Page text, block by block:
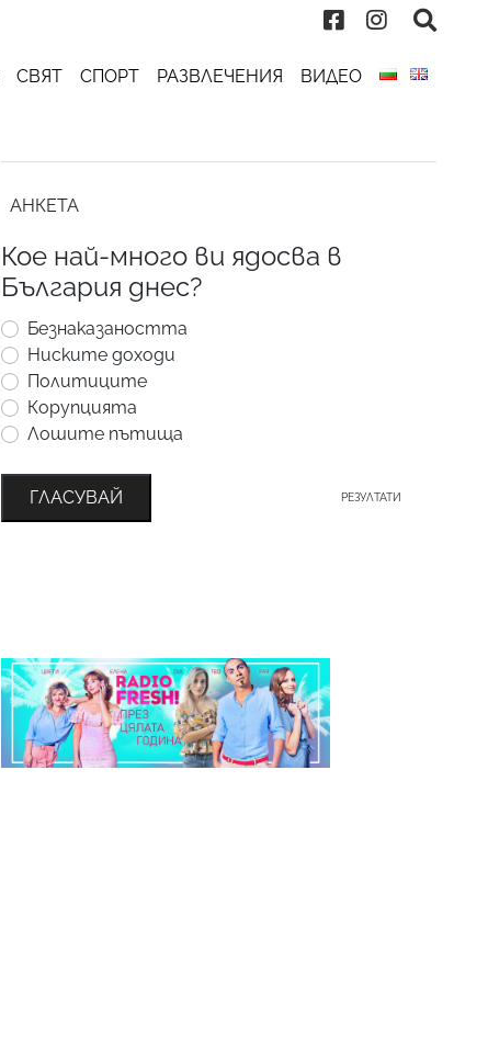
СВЯТ СПОРТ РАЗВЛЕЧЕНИЯ ВИДЕО
АНКЕТА
Кое най-много ви ядосва в
България днес?
Безнаказаността
Ниските доходи
Политиците
Корупцията
Лошите пътища
ГЛАСУВАЙ РЕЗУЛТАТИ